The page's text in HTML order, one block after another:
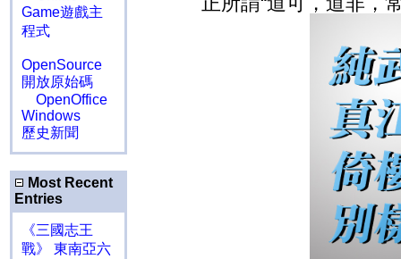
Game遊戲主
程式
OpenSource
開放原始碼
OpenOffice
Windows
歷史新聞
Most Recent
Entries
《三國志王
戰》 東南亞六